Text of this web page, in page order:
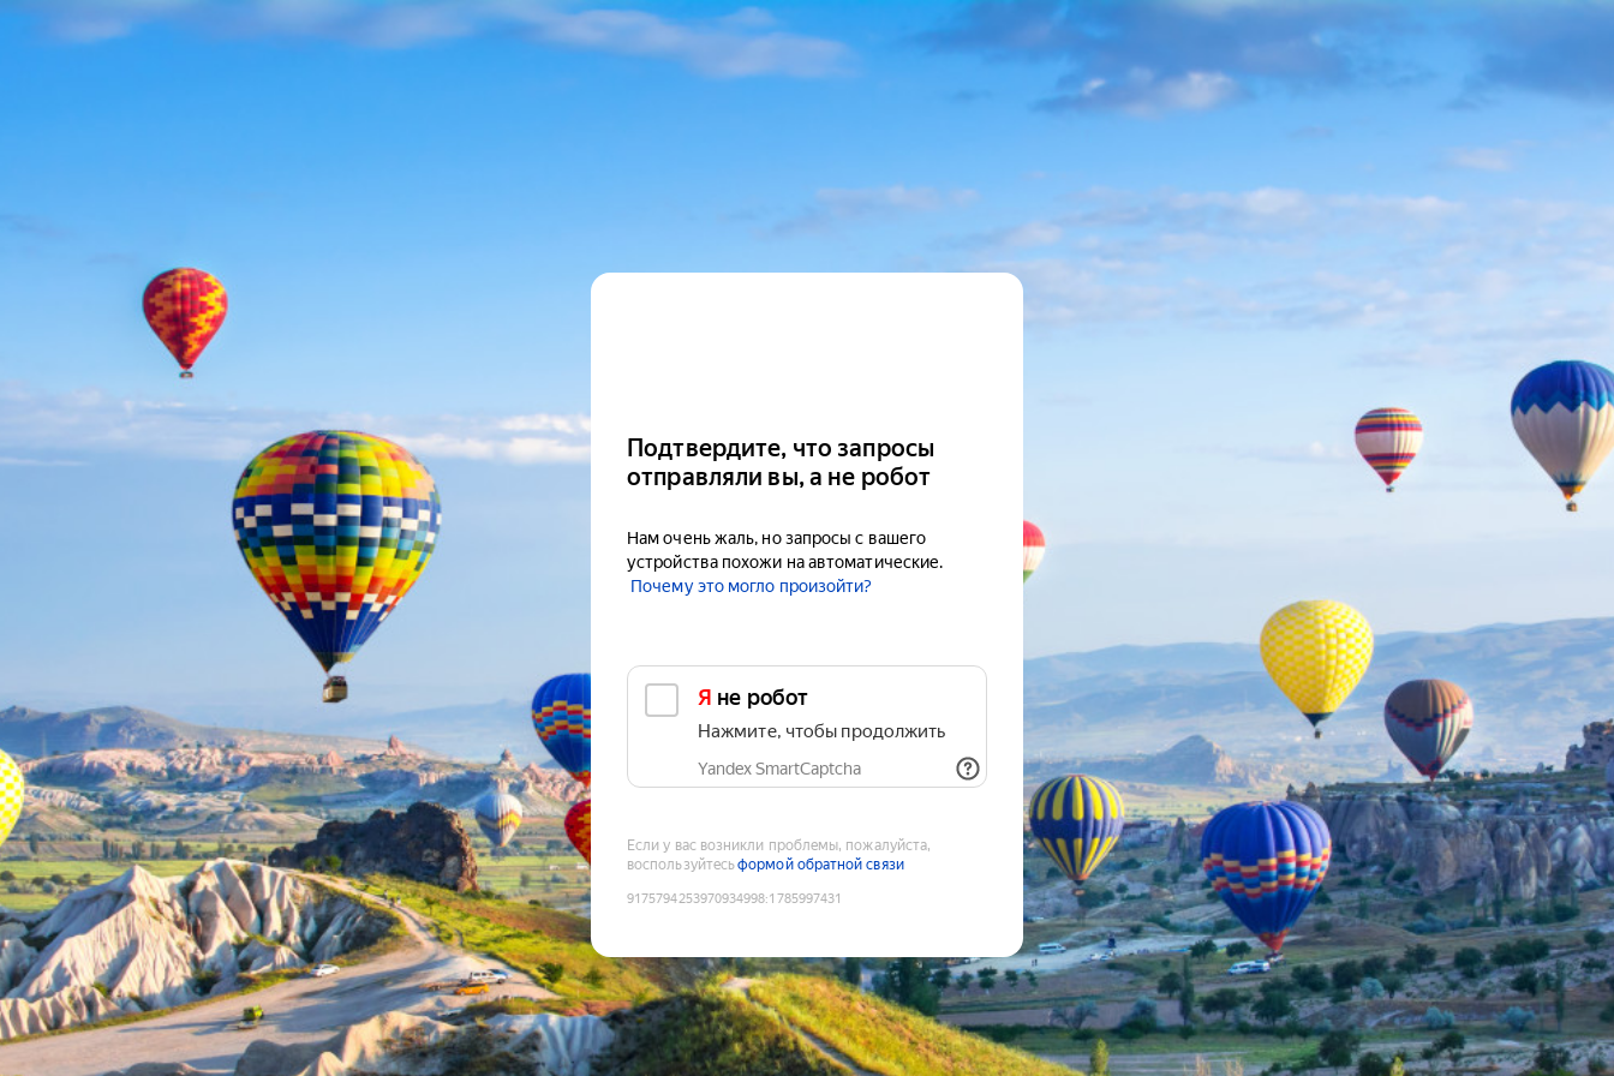
Подтвердите, что запросы
отправляли вы, а не робот
Нам очень жаль, но запросы с вашего
устройства похожи на автоматические.
Почему это могло произойти?
Я не робот
Нажмите, чтобы продолжить
Yandex SmartCaptcha
Если у вас возникли проблемы, пожалуйста,
воспользуйтесьформой обратной связи
9175794253970934998:1785997431